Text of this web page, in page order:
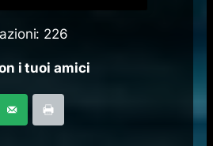
226
i tuoi amici